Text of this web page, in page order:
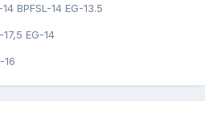
BPFSL-14 EG-13.5
EG-14
16